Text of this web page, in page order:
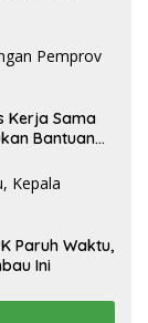
Kerja Sama
Bantuan
Paruh Waktu,
Ini